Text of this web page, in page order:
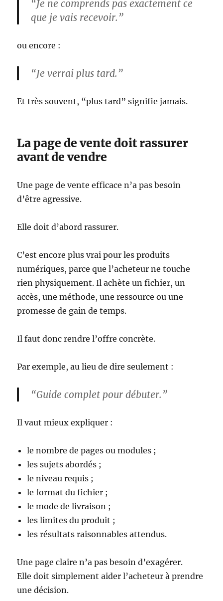
“Je ne comprends pas exactement ce
que je vais recevoir.”
ou encore :
“Je verrai plus tard.”
Et très souvent, “plus tard” signifie jamais.
La page de vente doit rassurer
avant de vendre
Une page de vente efficace n’a pas besoin
d’être agressive.
Elle doit d’abord rassurer.
C’est encore plus vrai pour les produits
numériques, parce que l’acheteur ne touche
rien physiquement. Il achète un fichier, un
accès, une méthode, une ressource ou une
promesse de gain de temps.
Il faut donc rendre l’offre concrète.
Par exemple, au lieu de dire seulement :
“Guide complet pour débuter.”
Il vaut mieux expliquer :
le nombre de pages ou modules ;
les sujets abordés ;
le niveau requis ;
le format du fichier ;
le mode de livraison ;
les limites du produit ;
les résultats raisonnables attendus.
Une page claire n’a pas besoin d’exagérer.
Elle doit simplement aider l’acheteur à prendre
une décision.